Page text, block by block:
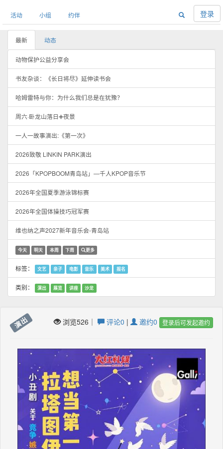
活动 小组 约伴 登录
最新 动态
动物保护公益分享会
书友杂谈：《长日将尽》延伸读书会
哈姆雷特与你：为什么我们总是在犹豫？
周六·卧龙山落日➕夜景
一人一故事演出:《第一次》
2026致敬 LINKIN PARK演出
2026「KPOPBOOM青岛站」—千人KPOP音乐节
2026年全国夏季游泳锦标赛
2026年全国体操技巧冠军赛
维也纳之声2027新年音乐会-青岛站
今天 明天 本周 下周 更多
标签： 文艺 亲子 电影 音乐 美术 报名
类别： 演出 展览 讲座 沙龙
演出 浏览526｜ 评论0 | 邀约0 登录后可发起邀约